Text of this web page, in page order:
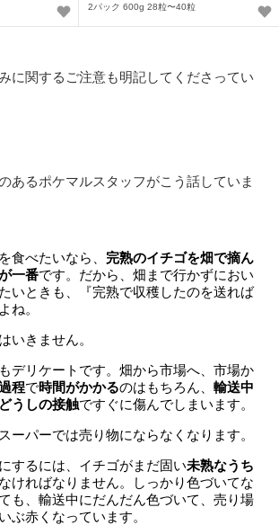
2パック 600g 28粒〜40粒
に関するご注意も明記してくださってい
あるポケマルスタッフがこう話していま
食べたいなら、 完熟のイチゴを畑で摘ん
一番です。だから、畑まで行かずにおい
いときも、『完熟で収穫したのを送れば
ね。
いきません。
デリケートです。畑から市場へ、市場か
程で時間がかかるのはもちろん、 輸送中
うしの接触ですぐに傷んでしまいます。
ーパーでは売り物にならなくなります。
するには、イチゴがまだ固い未熟なうち
ければなりません。しっかり色づいてな
も、輸送中にだんだん色づいて、売り場
ぶ赤くなっています。